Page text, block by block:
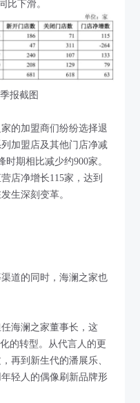
比下滑。
报截图
的加盟商们纷纷选择退
加盟店及其他门店净减
时期相比减少约900家。
店净增长115家，达到
生深刻变革。
道的同时，海澜之家也
海澜之家董事长，这
的转型。从代言人的更
再到新生代的潘展乐、
轻人的偶像刷新品牌形